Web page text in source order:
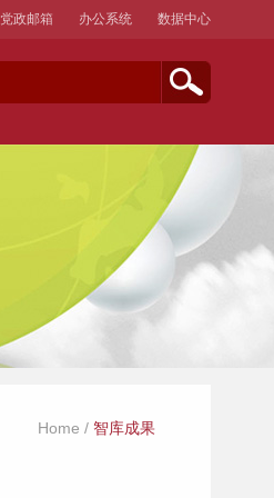
党政邮箱 办公系统 数据中心
Home / 智库成果